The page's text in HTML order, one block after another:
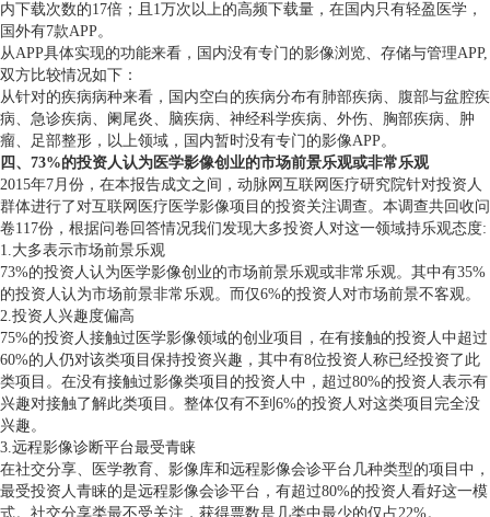
内下载次数的17倍；且1万次以上的高频下载量，在国内只有轻盈医学，
国外有7款APP。
从APP具体实现的功能来看，国内没有专门的影像浏览、存储与管理APP,
双方比较情况如下：
从针对的疾病病种来看，国内空白的疾病分布有肺部疾病、腹部与盆腔疾
病、急诊疾病、阑尾炎、脑疾病、神经科学疾病、外伤、胸部疾病、肿
瘤、足部整形，以上领域，国内暂时没有专门的影像APP。
四、73%的投资人认为医学影像创业的市场前景乐观或非常乐观
2015年7月份，在本报告成文之间，动脉网互联网医疗研究院针对投资人
群体进行了对互联网医疗医学影像项目的投资关注调查。本调查共回收问
卷117份，根据问卷回答情况我们发现大多投资人对这一领域持乐观态度:
1.大多表示市场前景乐观
73%的投资人认为医学影像创业的市场前景乐观或非常乐观。其中有35%
的投资人认为市场前景非常乐观。而仅6%的投资人对市场前景不客观。
2.投资人兴趣度偏高
75%的投资人接触过医学影像领域的创业项目，在有接触的投资人中超过
60%的人仍对该类项目保持投资兴趣，其中有8位投资人称已经投资了此
类项目。在没有接触过影像类项目的投资人中，超过80%的投资人表示有
兴趣对接触了解此类项目。整体仅有不到6%的投资人对这类项目完全没
兴趣。
3.远程影像诊断平台最受青睐
在社交分享、医学教育、影像库和远程影像会诊平台几种类型的项目中，
最受投资人青睐的是远程影像会诊平台，有超过80%的投资人看好这一模
式。社交分享类最不受关注，获得票数是几类中最少的仅占22%。